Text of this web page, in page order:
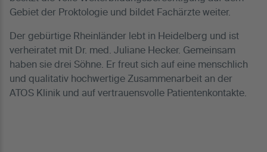
Gebiet der Proktologie und bildet Fachärzte weiter.
Der gebürtige Rheinländer lebt in Heidelberg und ist
verheiratet mit Dr. med. Juliane Hecker. Gemeinsam
haben sie drei Söhne. Er freut sich auf eine menschlich
und qualitativ hochwertige Zusammenarbeit an der
ATOS Klinik und auf vertrauensvolle Patientenkontakte.